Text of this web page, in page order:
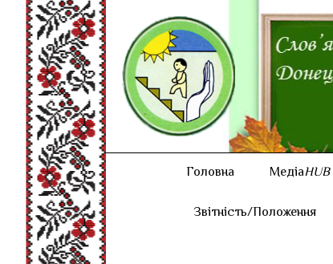
Головна МедіаHUB
Звітність/Положення